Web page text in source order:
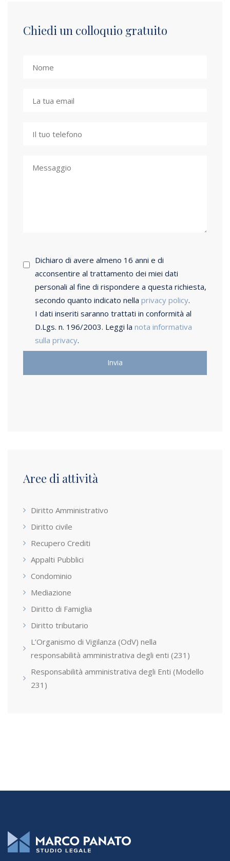
Chiedi un colloquio gratuito
Dichiaro di avere almeno 16 anni e di
acconsentire al trattamento dei miei dati
personali al fine di rispondere a questa richiesta,
secondo quanto indicato nella privacy policy.
I dati inseriti saranno trattati in conformità al
D.Lgs. n. 196/2003. Leggi la nota informativa
sulla privacy.
Invia
Aree di attività
Diritto Amministrativo
Diritto civile
Recupero Crediti
Appalti Pubblici
Condominio
Mediazione
Diritto di Famiglia
Diritto tributario
L’Organismo di Vigilanza (OdV) nella
responsabilità amministrativa degli enti (231)
Responsabilità amministrativa degli Enti (Modello
231)